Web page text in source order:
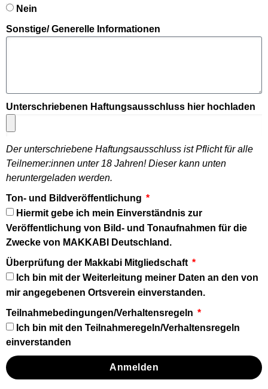
Nein
Sonstige/ Generelle Informationen
Unterschriebenen Haftungsausschluss hier hochladen
Der unterschriebene Haftungsausschluss ist Pflicht für alle
Teilnemer:innen unter 18 Jahren! Dieser kann unten
heruntergeladen werden.
Ton- und Bildveröffentlichung
Hiermit gebe ich mein Einverständnis zur
Veröffentlichung von Bild- und Tonaufnahmen für die
Zwecke von MAKKABI Deutschland.
Überprüfung der Makkabi Mitgliedschaft
Ich bin mit der Weiterleitung meiner Daten an den von
mir angegebenen Ortsverein einverstanden.
Teilnahmebedingungen/Verhaltensregeln
Ich bin mit den Teilnahmeregeln/Verhaltensregeln
einverstanden
Anmelden